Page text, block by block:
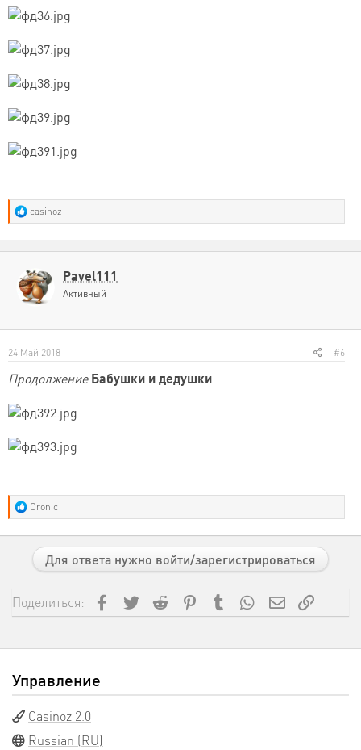
Р
е
и
и
:
casinoz
Pavel111
Активный
24 Май 2018 #6
Продолжение Бабушки и дедушки
Р
е
Cronic
Для ответа нужно войти/зарегистрироваться
Поделиться: Facebook
Twitter Reddit PinterestTumblrWhatsApp
Управление
Casinoz 2.0
Russian (RU)